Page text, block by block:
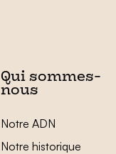
Qui sommes-
nous
Notre ADN
Notre historique